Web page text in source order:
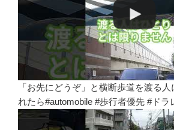
「お先にどうぞ」と横断歩道を渡る
れたら#automobile #歩行者優先 #ドラ